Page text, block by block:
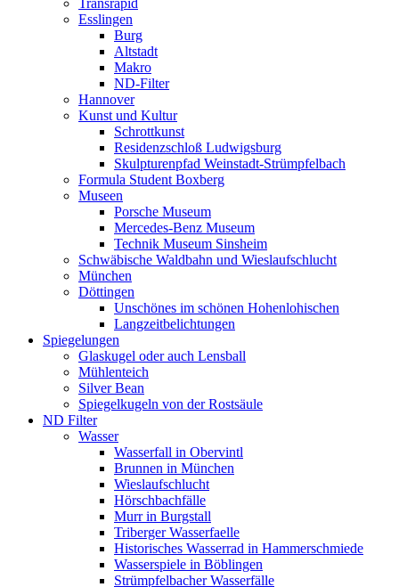
Transrapid
Esslingen
Burg
Altstadt
Makro
ND-Filter
Hannover
Kunst und Kultur
Schrottkunst
Residenzschloß Ludwigsburg
Skulpturenpfad Weinstadt-Strümpfelbach
Formula Student Boxberg
Museen
Porsche Museum
Mercedes-Benz Museum
Technik Museum Sinsheim
Schwäbische Waldbahn und Wieslaufschlucht
München
Döttingen
Unschönes im schönen Hohenlohischen
Langzeitbelichtungen
Spiegelungen
Glaskugel oder auch Lensball
Mühlenteich
Silver Bean
Spiegelkugeln von der Rostsäule
ND Filter
Wasser
Wasserfall in Obervintl
Brunnen in München
Wieslaufschlucht
Hörschbachfälle
Murr in Burgstall
Triberger Wasserfaelle
Historisches Wasserrad in Hammerschmiede
Wasserspiele in Böblingen
Strümpfelbacher Wasserfälle